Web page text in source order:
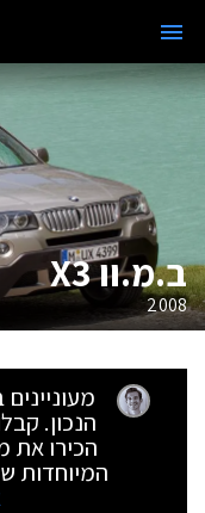
ב.מ.וו X3
2008
הנכון.
הכירו את
המיוחדות